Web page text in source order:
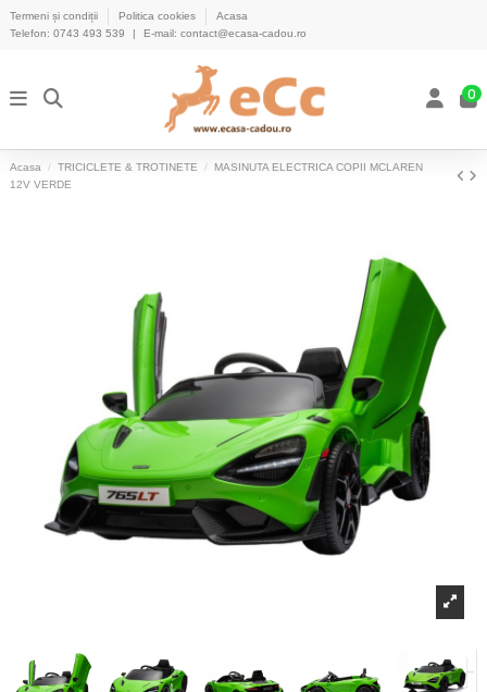
Termeni și condiții Politica cookies
Acasa
Telefon: 0743 493 539 | E-mail: contact@ecasa-cadou.ro
0
Acasa TRICICLETE & TROTINETE
MASINUTA ELECTRICA COPII MCLAREN
12V VERDE